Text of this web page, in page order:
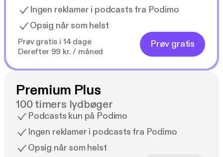
Ingen reklamer i podcasts fra Podimo
Opsig når som helst
Prøv gratis i 14 dage
Derefter 99 kr. / måned
Prøv gratis
Premium Plus
100 timers lydbøger
Podcasts kun på Podimo
Ingen reklamer i podcasts fra Podimo
Opsig når som helst